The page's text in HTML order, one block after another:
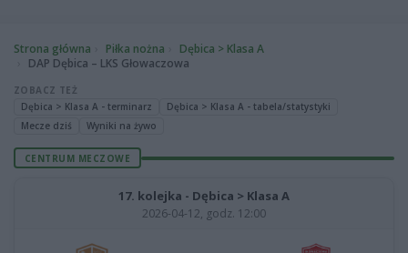
Strona główna Piłka nożna
Dębica > Klasa A
DAP Dębica – LKS Głowaczowa
ZOBACZ TEŻ
Dębica > Klasa A - terminarz
Dębica > Klasa A - tabela/statystyki
Mecze dziś
Wyniki na żywo
CENTRUM MECZOWE
17. kolejka - Dębica > Klasa A
2026-04-12, godz. 12:00